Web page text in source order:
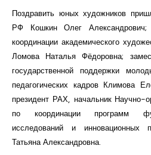
Поздравить юных художников
РФ Кошкин Олег Александрович;
координации академического
Ломова Наталья Фёдоровна;
государственной поддержки
педагогических кадров Климова
президент РАХ, начальник Научно-
по координации программ
исследований и инновационных
Татьяна Александровна.